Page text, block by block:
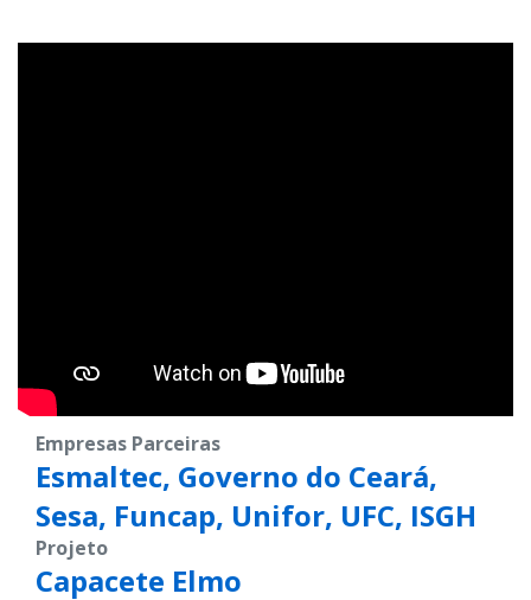
Empresas Parceiras
Esmaltec, Governo do Ceará,
Sesa, Funcap, Unifor, UFC, ISGH
Projeto
Capacete Elmo